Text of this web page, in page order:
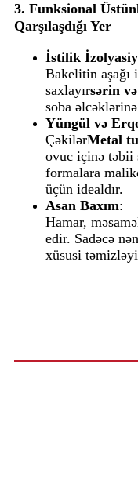
3. Funksional
Qarşılaşdığı Yer
İstilik
Bakelitin
saxlayırsərin
soba
Yüngül və
ÇəkilərMetal
ovuc içinə təbii
formalara
üçün idealdır.
Asan Baxım:
Hamar,
edir. Sadəcə
xüsusi